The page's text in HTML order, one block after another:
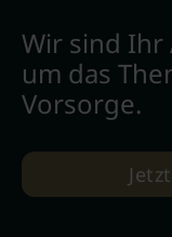
Wir sind
um das
Vorsorge.